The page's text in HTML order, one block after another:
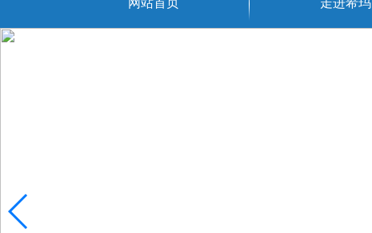
网站首页 走进希玛